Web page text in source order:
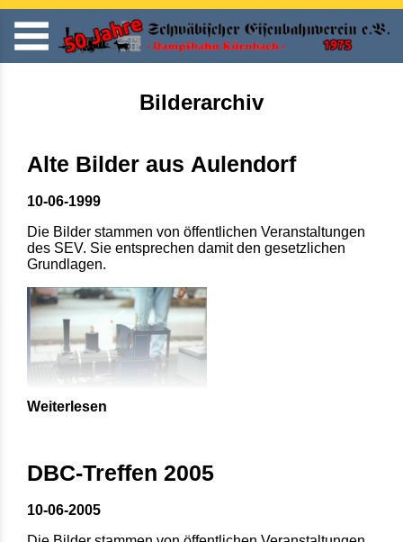
Bilderarchiv
Alte Bilder aus Aulendorf
10-06-1999
Die Bilder stammen von öffentlichen Veranstaltungen
des SEV. Sie entsprechen damit den gesetzlichen
Grundlagen.
Weiterlesen
DBC-Treffen 2005
10-06-2005